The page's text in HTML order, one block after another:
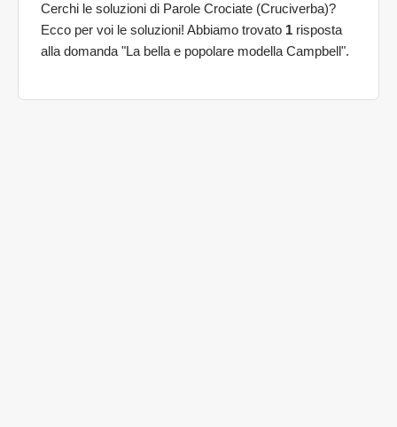
Cerchi le soluzioni di Parole Crociate (Cruciverba)?
Ecco per voi le soluzioni! Abbiamo trovato 1 risposta
alla domanda "La bella e popolare modella Campbell".